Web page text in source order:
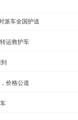
派车全国护送
运救护车
价格公道